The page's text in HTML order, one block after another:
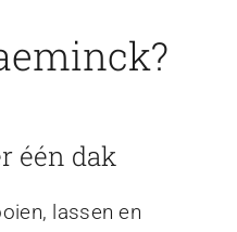
één dak
lassen en